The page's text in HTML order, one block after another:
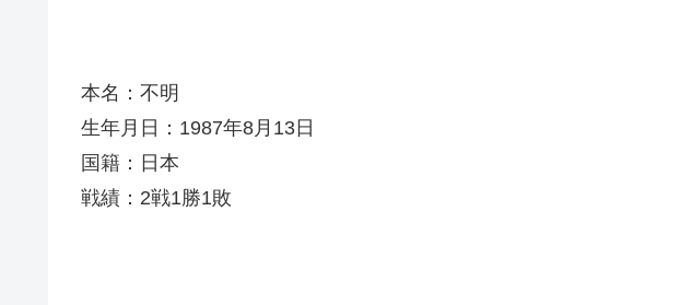
本名：不明
生年月日：1987年8月13日
国籍：日本
戦績：2戦1勝1敗